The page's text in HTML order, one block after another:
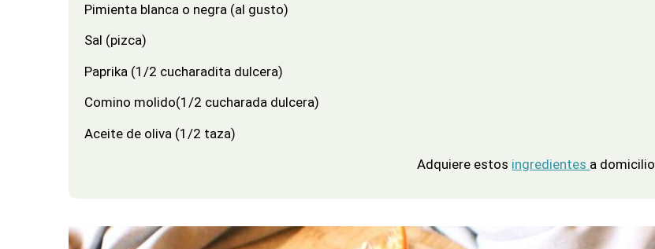
Pimienta blanca o negra (al gusto)
Sal (pizca)
Paprika (1/2 cucharadita dulcera)
Comino molido(1/2 cucharada dulcera)
Aceite de oliva (1/2 taza)
Adquiere estos ingredientes a domicilio